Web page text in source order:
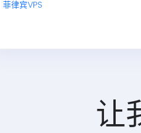
菲律宾VPS
让